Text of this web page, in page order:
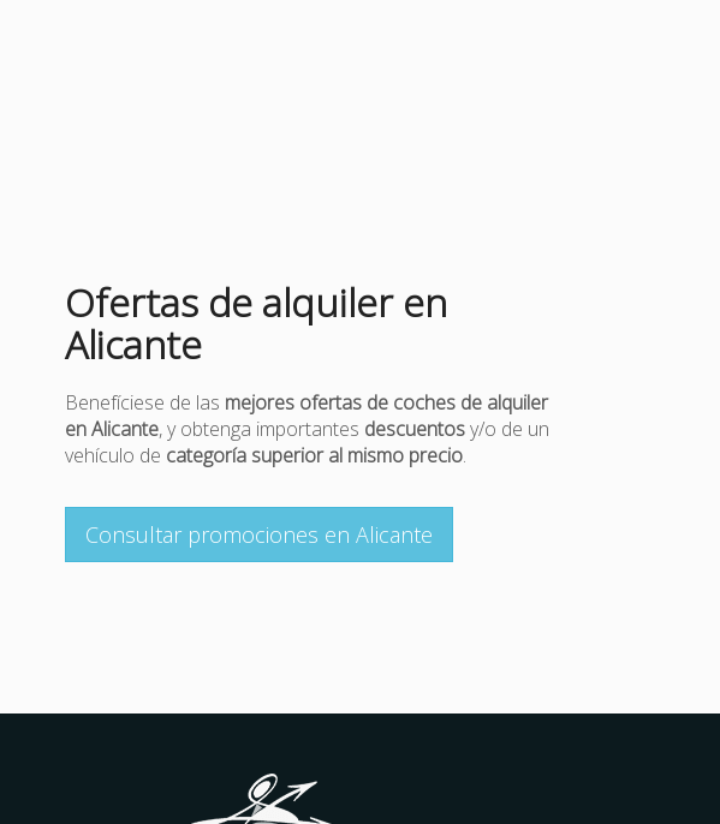
Ofertas de alquiler en
Alicante
Benefíciese de las mejores ofertas de coches de alquiler
en Alicante, y obtenga importantes descuentosy/o de un
vehículo de categoría superior al mismo precio.
Consultar promociones en Alicante